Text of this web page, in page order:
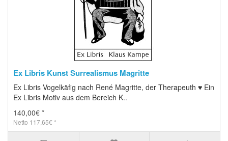
Ex Libris Kunst Surrealismus Magritte
Ex Libris Vogelkäfig nach René Magritte, der Therapeuth ♥ Ein
Ex Libris Motiv aus dem Bereich K..
140,00€ *
Netto 117,65€ *